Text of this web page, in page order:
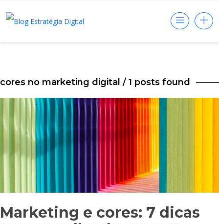
cores no marketing digital / 1 posts found
Marketing e cores: 7 dicas